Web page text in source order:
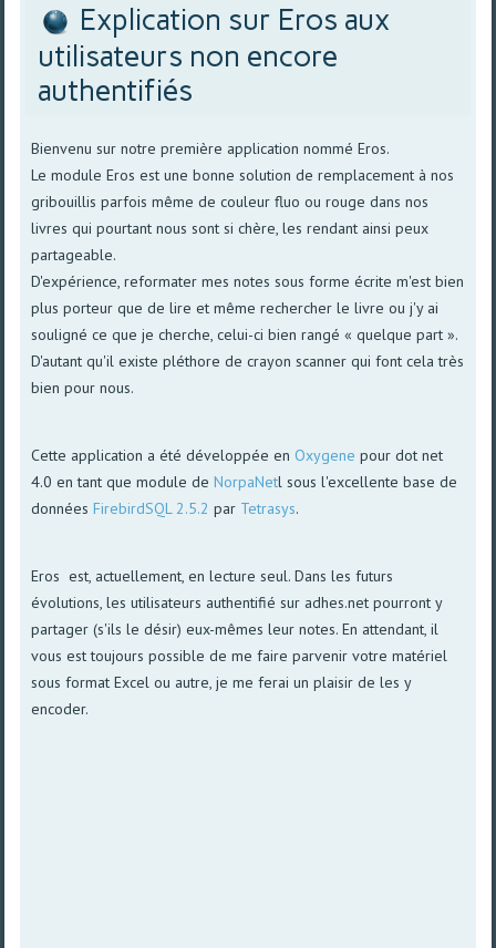
Explication sur Eros aux
utilisateurs non encore
authentifiés
Bienvenu sur notre première application nommé Eros.
Le module Eros est une bonne solution de remplacement à nos
gribouillis parfois même de couleur fluo ou rouge dans nos
livres qui pourtant nous sont si chère, les rendant ainsi peux
partageable.
D'expérience, reformater mes notes sous forme écrite m'est bien
plus porteur que de lire et même rechercher le livre ou j'y ai
souligné ce que je cherche, celui-ci bien rangé « quelque part ».
D'autant qu'il existe pléthore de crayon scanner qui font cela très
bien pour nous.
Cette application a été développée en Oxygene pour dot net
4.0 en tant que module deNorpaNetl sous l'excellente base de
donnéesFirebirdSQL 2.5.2 par Tetrasys.
Eros est, actuellement, en lecture seul. Dans les futurs
évolutions, les utilisateurs authentifié sur adhes.net pourront y
partager (s'ils le désir) eux-mêmes leur notes. En attendant, il
vous est toujours possible de me faire parvenir votre matériel
sous format Excel ou autre, je me ferai un plaisir de les y
encoder.